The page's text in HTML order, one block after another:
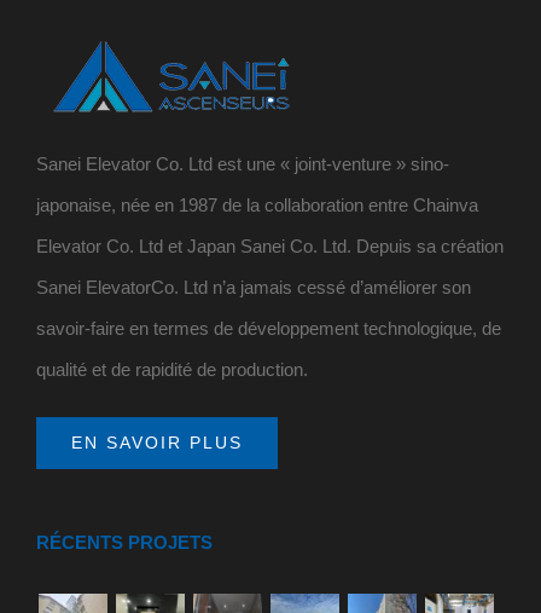
Sanei Elevator Co. Ltd est une « joint-venture » sino-
japonaise, née en 1987 de la collaboration entre Chainva
Elevator Co. Ltd et Japan Sanei Co. Ltd. Depuis sa création
Sanei ElevatorCo. Ltd n’a jamais cessé d’améliorer son
savoir-faire en termes de développement technologique, de
qualité et de rapidité de production.
EN SAVOIR PLUS
RÉCENTS PROJETS